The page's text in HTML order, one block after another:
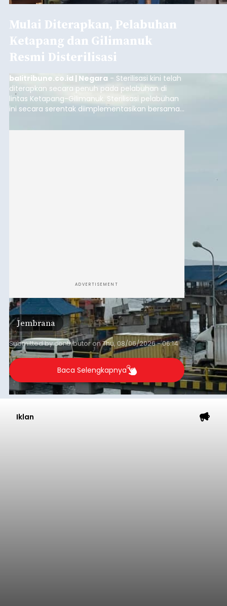
Mulai Diterapkan, Pelabuhan
Ketapang dan Gilimanuk
Resmi Disterilisasi
balitribune.co.id | Negara - Sterilisasi kini telah
diterapkan secara penuh pada pelabuhan di
lintas Ketapang-Gilimanuk. Sterilisasi pelabuhan
ini secara serentak diimplementasikan bersama
Pelabuhan Merak, Bakauheni, Kayangan, dan
ADVERTISEMENT
Jembrana
Submitted bycontributoronThu, 08/06/2026 - 06:14
Baca Selengkapnya
Iklan